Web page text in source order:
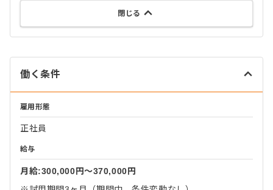
閉じる
働く条件
雇用形態
正社員
給与
月給:300,000円〜370,000円